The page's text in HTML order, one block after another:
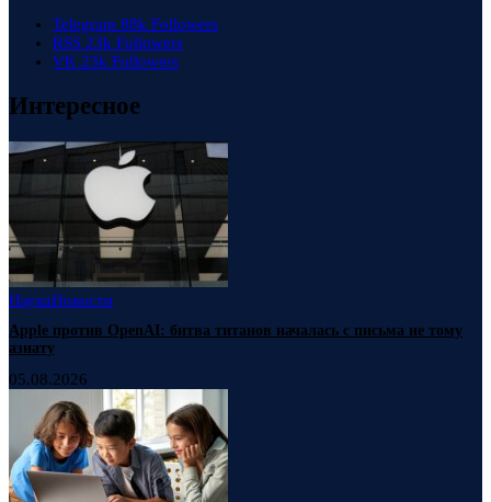
Telegram 88k Followers
RSS 23k Followers
VK 23k Followers
Интересное
НаукаНовости
Apple против OpenAI: битва титанов началась с письма не тому
азиату
05.08.2026